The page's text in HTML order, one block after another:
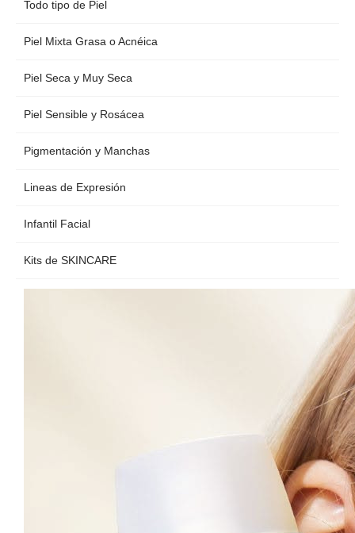
Todo tipo de Piel
Piel Mixta Grasa o Acnéica
Piel Seca y Muy Seca
Piel Sensible y Rosácea
Pigmentación y Manchas
Lineas de Expresión
Infantil Facial
Kits de SKINCARE